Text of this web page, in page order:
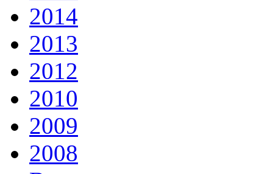
2014
2013
2012
2010
2009
2008